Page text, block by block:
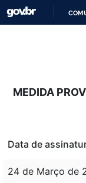
MEDIDA
Data de
24 de Março de